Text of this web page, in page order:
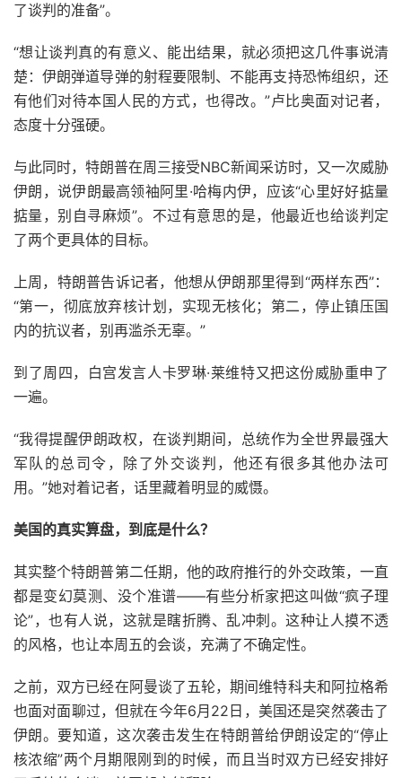
了谈判的准备”。
“想让谈判真的有意义、能出结果，就必须把这几件事说清
楚：伊朗弹道导弹的射程要限制、不能再支持恐怖组织，还
有他们对待本国人民的方式，也得改。”卢比奥面对记者，
态度十分强硬。
与此同时，特朗普在周三接受NBC新闻采访时，又一次威胁
伊朗，说伊朗最高领袖阿里·哈梅内伊，应该“心里好好掂量
掂量，别自寻麻烦”。不过有意思的是，他最近也给谈判定
了两个更具体的目标。
上周，特朗普告诉记者，他想从伊朗那里得到“两样东西”：
“第一，彻底放弃核计划，实现无核化；第二，停止镇压国
内的抗议者，别再滥杀无辜。”
到了周四，白宫发言人卡罗琳·莱维特又把这份威胁重申了
一遍。
“我得提醒伊朗政权，在谈判期间，总统作为全世界最强大
军队的总司令，除了外交谈判，他还有很多其他办法可
用。”她对着记者，话里藏着明显的威慑。
美国的真实算盘，到底是什么？
其实整个特朗普第二任期，他的政府推行的外交政策，一直
都是变幻莫测、没个准谱——有些分析家把这叫做“疯子理
论”，也有人说，这就是瞎折腾、乱冲刺。这种让人摸不透
的风格，也让本周五的会谈，充满了不确定性。
之前，双方已经在阿曼谈了五轮，期间维特科夫和阿拉格希
也面对面聊过，但就在今年6月22日，美国还是突然袭击了
伊朗。要知道，这次袭击发生在特朗普给伊朗设定的“停止
核浓缩”两个月期限刚到的时候，而且当时双方已经安排好